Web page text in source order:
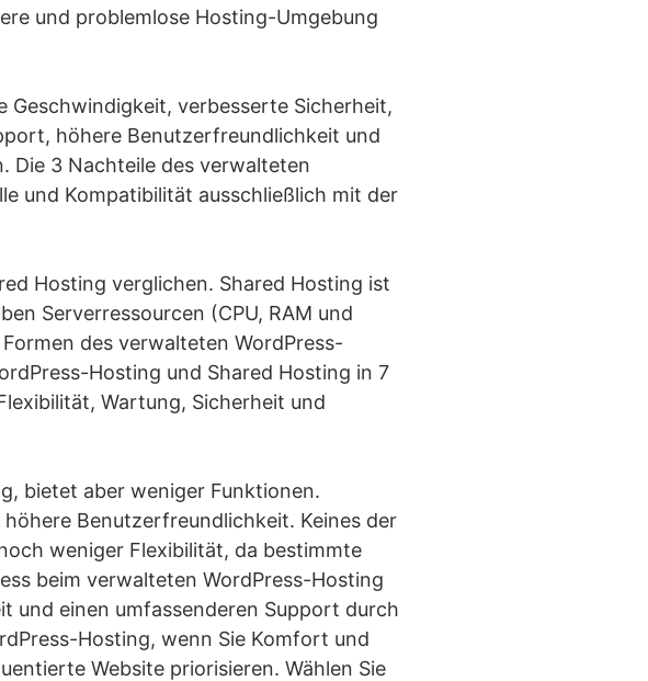
und problemlose Hosting-Umgebung
Geschwindigkeit, verbesserte Sicherheit,
höhere Benutzerfreundlichkeit und
Die 3 Nachteile des verwalteten
und Kompatibilität ausschließlich mit der
Hosting verglichen. Shared Hosting ist
Serverressourcen (CPU, RAM und
des verwalteten WordPress-
Hosting und Shared Hosting in 7
Wartung, Sicherheit und
bietet aber weniger Funktionen.
Benutzerfreundlichkeit. Keines der
weniger Flexibilität, da bestimmte
beim verwalteten WordPress-Hosting
und einen umfassenderen Support durch
Hosting, wenn Sie Komfort und
Website priorisieren. Wählen Sie